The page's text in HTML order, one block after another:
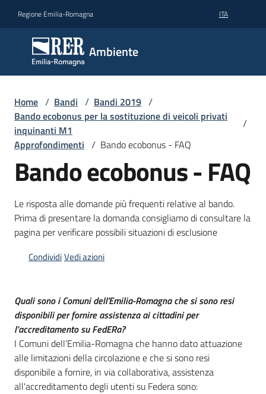
Regione Emilia-Romagna ITA
Ambiente
Ambiente
Novità
Leggi
Atti
Programmi
Progetti
Seguici
su
Home / Bandi / Bandi 2019 /
Bando ecobonus per la sostituzione di veicoli privati
inquinanti M1
/
Approfondimenti / Bando ecobonus - FAQ
Bando ecobonus - FAQ
Le risposta alle domande più frequenti relative al bando.
Prima di presentare la domanda consigliamo di consultare la
pagina per verificare possibili situazioni di esclusione
CondividiVedi azioni
Quali sono i Comuni dell'Emilia-Romagna che si sono resi
disponibili per fornire assistenza ai cittadini per
l’accreditamento su FedERa?
I Comuni dell’Emilia-Romagna che hanno dato attuazione
alle limitazioni della circolazione e che si sono resi
disponibile a fornire, in via collaborativa, assistenza
all'accreditamento degli utenti su Federa sono: